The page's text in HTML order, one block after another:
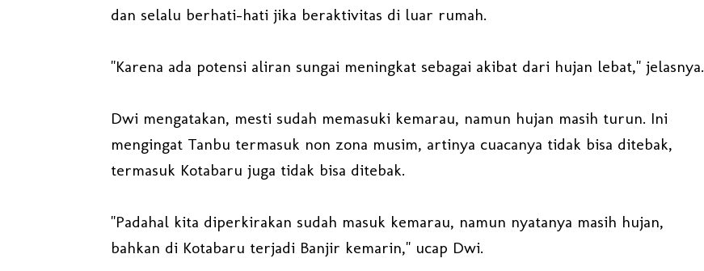
dan selalu berhati-hati jika beraktivitas di luar rumah.
"Karena ada potensi aliran sungai meningkat sebagai akibat dari hujan lebat," jelasnya.
Dwi mengatakan, mesti sudah memasuki kemarau, namun hujan masih turun. Ini
mengingat Tanbu termasuk non zona musim, artinya cuacanya tidak bisa ditebak,
termasuk Kotabaru juga tidak bisa ditebak.
"Padahal kita diperkirakan sudah masuk kemarau, namun nyatanya masih hujan,
bahkan di Kotabaru terjadi Banjir kemarin," ucap Dwi.